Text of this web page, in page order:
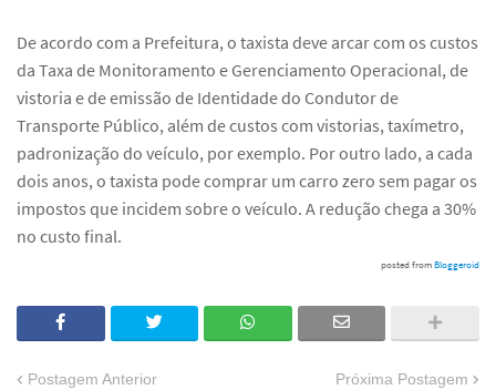
De acordo com a Prefeitura, o taxista deve arcar com os custos
da Taxa de Monitoramento e Gerenciamento Operacional, de
vistoria e de emissão de Identidade do Condutor de
Transporte Público, além de custos com vistorias, taxímetro,
padronização do veículo, por exemplo. Por outro lado, a cada
dois anos, o taxista pode comprar um carro zero sem pagar os
impostos que incidem sobre o veículo. A redução chega a 30%
no custo final.
posted fromBloggeroid
Postagem Anterior Próxima Postagem